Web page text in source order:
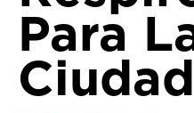
Para
Ciudad